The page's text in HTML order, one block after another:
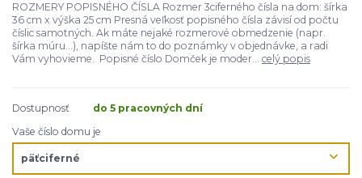
ROZMERY POPISNÉHO ČÍSLA Rozmer 3ciferného čísla na dom: šírka
36 cm x výška 25 cm Presná veľkosť popisného čísla závisí od počtu
číslic samotných. Ak máte nejaké rozmerové obmedzenie (napr.
šírka múru...), napíšte nám to do poznámky v objednávke, a radi
Vám vyhovieme. Popisné číslo Domček je moder... celý popis
Dostupnosť
do 5 pracovných dní
Vaše číslo domu je